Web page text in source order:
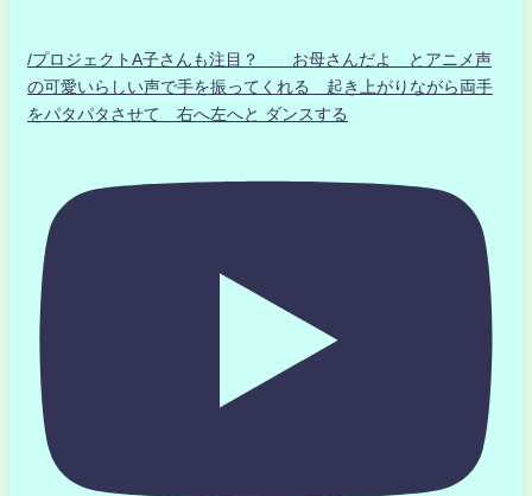
/プロジェクトA子さんも注目？ お母さんだよ とアニメ声
の可愛いらしい声で手を振ってくれる 起き上がりながら両手
をパタパタさせて 右へ左へと ダンスする